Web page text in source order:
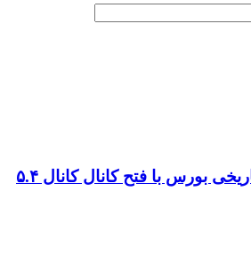
*رکوردشکنی تاریخی بورس با فتح کانال کانال ۵.۴